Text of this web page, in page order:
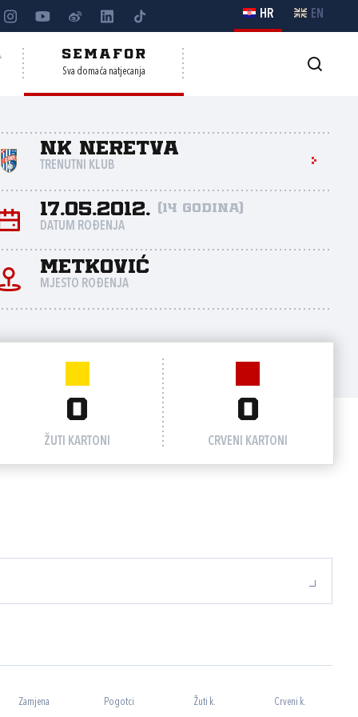
HR EN
SEMAFOR
Sva domaća natjecanja
NK Neretva
TRENUTNI KLUB
17.05.2012. (14 godina)
DATUM ROĐENJA
Metković
MJESTO ROĐENJA
0
ŽUTI KARTONI
0
CRVENI KARTONI
Zamjena Pogotci Žuti k. Crveni k.